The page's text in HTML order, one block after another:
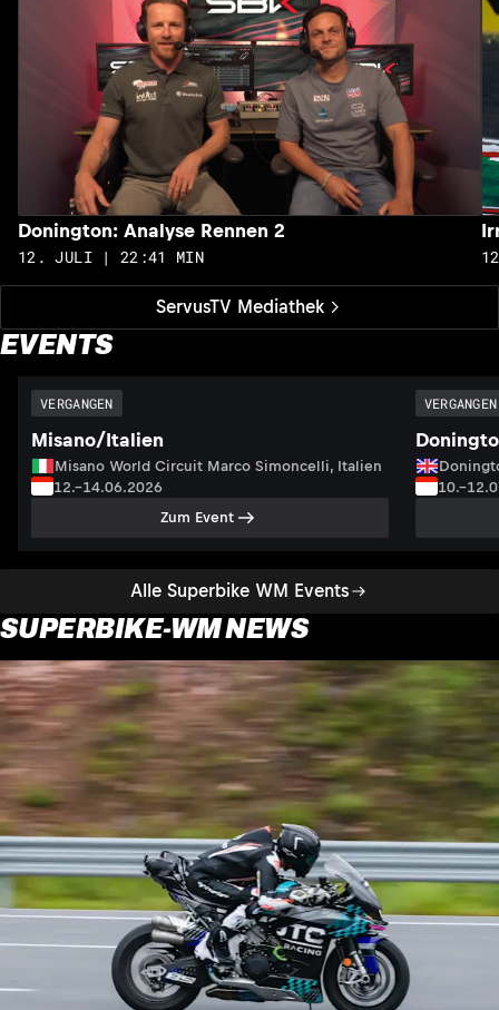
ServusTV Mediathek
Donington: Analyse Rennen 2
12. JULI | 22:41 MIN
EVENTS
Alle Superbike WM Events
VERGANGEN
Misano/Italien
Misano World Circuit Marco Simoncelli, Italien
12.–14.06.2026
Zum Event
VERGANGEN
SUPERBIKE-WM NEWS